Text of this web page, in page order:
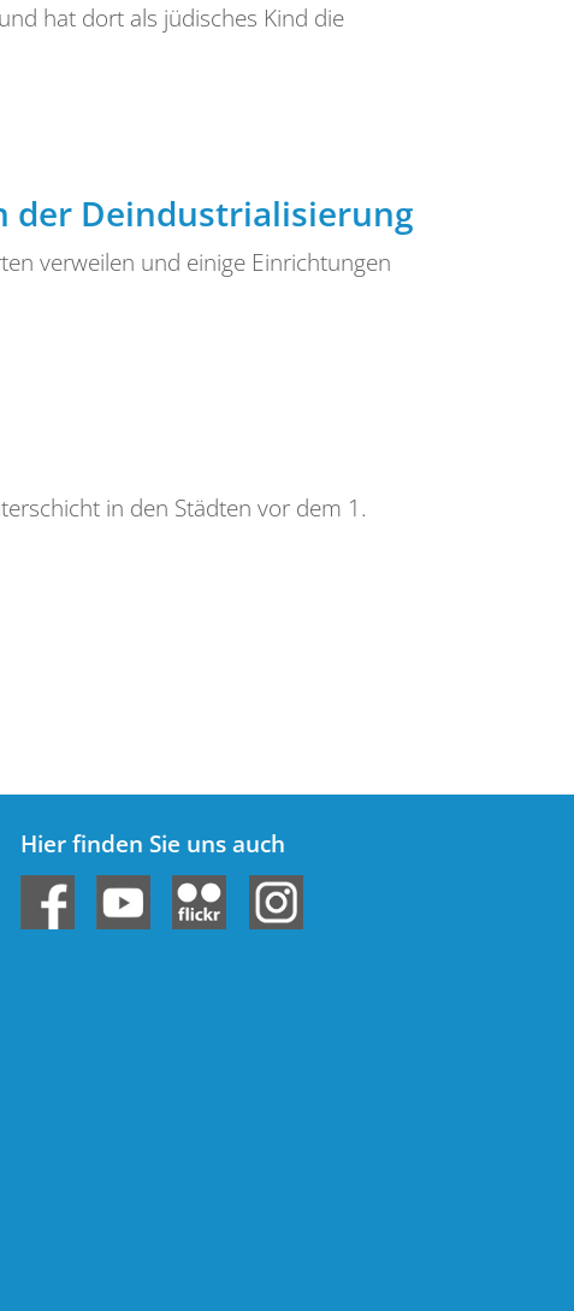
hat dort als jüdisches Kind die
der Deindustrialisierung
verweilen und einige Einrichtungen
in den Städten vor dem 1.
Hier finden Sie uns auch